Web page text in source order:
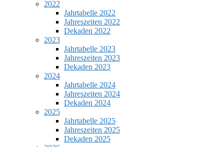
2022
Jahrtabelle 2022
Jahreszeiten 2022
Dekaden 2022
2023
Jahrtabelle 2023
Jahreszeiten 2023
Dekaden 2023
2024
Jahrtabelle 2024
Jahreszeiten 2024
Dekaden 2024
2025
Jahrtabelle 2025
Jahreszeiten 2025
Dekaden 2025